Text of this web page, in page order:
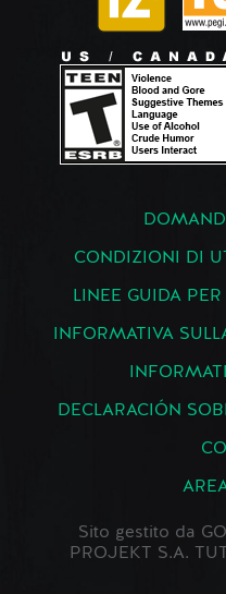
CONDIZIONI DI
LINEE GUIDA
INFORMATIVA
DECLARACIÓN
Sito gestito da
PROJEKT S.A.